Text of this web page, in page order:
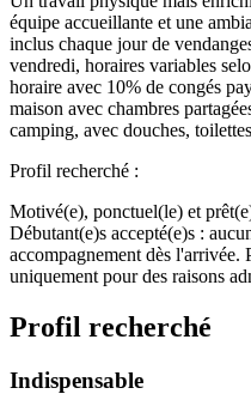
équipe accueillante et une
inclus chaque jour de
vendredi, horaires variables
horaire avec 10% de congés
maison avec chambres
camping, avec douches,
Profil recherché :
Motivé(e), ponctuel(le) et
Débutant(e)s accepté(e)s :
accompagnement dès
uniquement pour des raisons
Profil recherché
Indispensable